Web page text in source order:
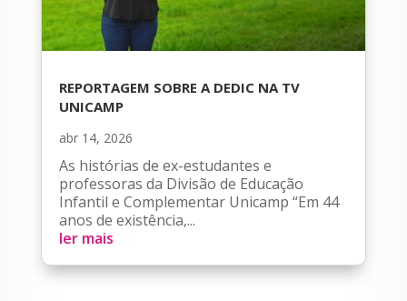
REPORTAGEM SOBRE A DEDIC NA TV
UNICAMP
abr 14, 2026
As histórias de ex-estudantes e
professoras da Divisão de Educação
Infantil e Complementar Unicamp “Em 44
anos de existência,...
ler mais